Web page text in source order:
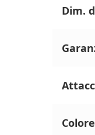
Dim.
Colore